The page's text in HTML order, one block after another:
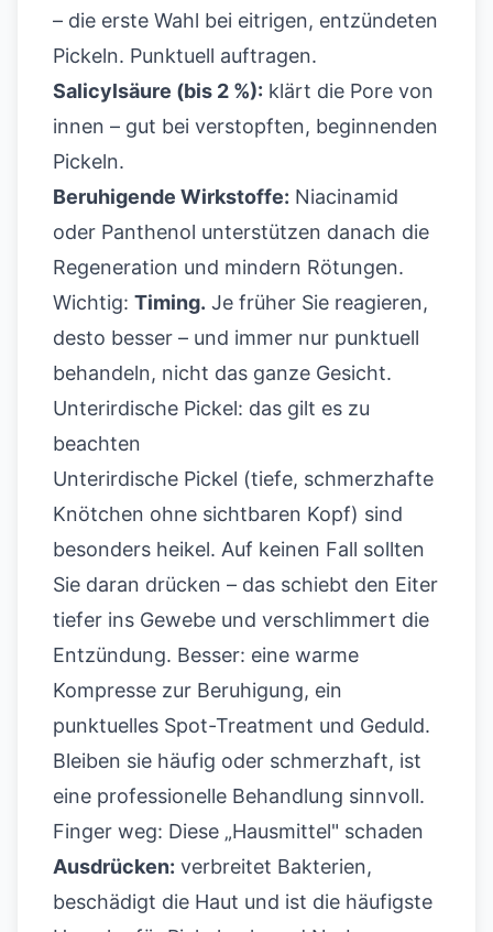
– die erste Wahl bei eitrigen, entzündeten
Pickeln. Punktuell auftragen.
Salicylsäure (bis 2 %): klärt die Pore von
innen – gut bei verstopften, beginnenden
Pickeln.
Beruhigende Wirkstoffe: Niacinamid
oder Panthenol unterstützen danach die
Regeneration und mindern Rötungen.
Wichtig: Timing. Je früher Sie reagieren,
desto besser – und immer nur punktuell
behandeln, nicht das ganze Gesicht.
Unterirdische Pickel: das gilt es zu
beachten
Unterirdische Pickel (tiefe, schmerzhafte
Knötchen ohne sichtbaren Kopf) sind
besonders heikel. Auf keinen Fall sollten
Sie daran drücken – das schiebt den Eiter
tiefer ins Gewebe und verschlimmert die
Entzündung. Besser: eine warme
Kompresse zur Beruhigung, ein
punktuelles Spot-Treatment und Geduld.
Bleiben sie häufig oder schmerzhaft, ist
eine professionelle Behandlung sinnvoll.
Finger weg: Diese „Hausmittel" schaden
Ausdrücken: verbreitet Bakterien,
beschädigt die Haut und ist die häufigste